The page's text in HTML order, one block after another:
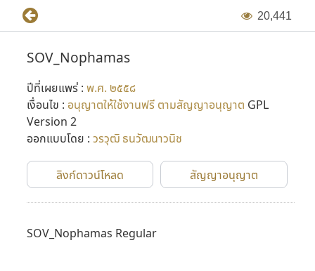
20,441
SOV_Nophamas
ปีที่เผยแพร่ : พ.ศ. ๒๕๕๘
เงื่อนไข : อนุญาตให้ใช้งานฟรี ตามสัญญาอนุญาต GPL
Version 2
ออกแบบโดย : วรวุฒิ ธนวัฒนาวนิช
ลิงก์ดาวน์โหลด สัญญาอนุญาต
SOV_Nophamas Regular